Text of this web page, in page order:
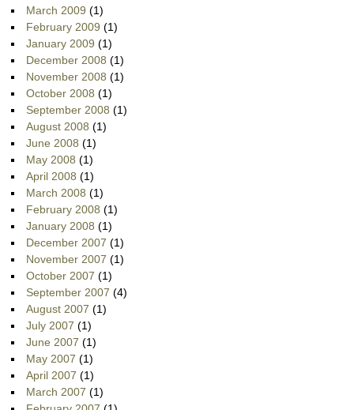
March 2009 (1)
February 2009 (1)
January 2009 (1)
December 2008 (1)
November 2008 (1)
October 2008 (1)
September 2008 (1)
August 2008 (1)
June 2008 (1)
May 2008 (1)
April 2008 (1)
March 2008 (1)
February 2008 (1)
January 2008 (1)
December 2007 (1)
November 2007 (1)
October 2007 (1)
September 2007 (4)
August 2007 (1)
July 2007 (1)
June 2007 (1)
May 2007 (1)
April 2007 (1)
March 2007 (1)